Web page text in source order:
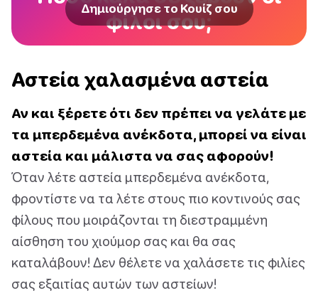
φίλοι σου;
Δημιούργησε το Κουίζ σου
Αστεία χαλασμένα αστεία
Αν και ξέρετε ότι δεν πρέπει να γελάτε με
τα μπερδεμένα ανέκδοτα, μπορεί να είναι
αστεία και μάλιστα να σας αφορούν!
Όταν λέτε αστεία μπερδεμένα ανέκδοτα,
φροντίστε να τα λέτε στους πιο κοντινούς σας
φίλους που μοιράζονται τη διεστραμμένη
αίσθηση του χιούμορ σας και θα σας
καταλάβουν! Δεν θέλετε να χαλάσετε τις φιλίες
σας εξαιτίας αυτών των αστείων!